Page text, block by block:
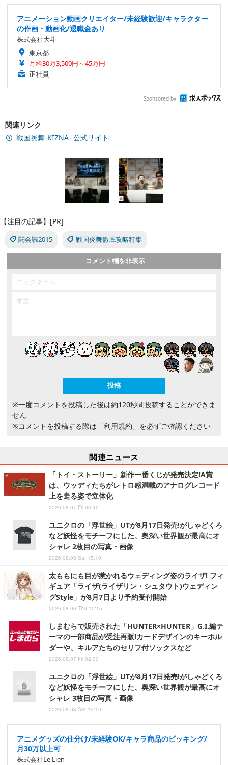
アニメーション動画クリエイター/未経験歓迎/キャラクター
の作画・動画化/退職金あり
株式会社大斗
東京都
月給30万3,500円～45万円
正社員
Sponsored by
関連リンク
戦国炎舞-KIZNA- 公式サイト
【注目の記事】[PR]
闘会議2015 戦国炎舞徹底攻略特集
コメント欄を非表示
※一度コメントを投稿した後は約120秒間投稿することができま
せん
※コメントを投稿する際は 「利用規約」 を必ずご確認ください
関連ニュース
「トイ・ストーリー」新作一番くじが発売決定!A賞
は、ウッディたちがレトロ感満載のアナログレコード
上を走る姿で立体化
2026.08.07 Fri 03:40
ユニクロの「浮世絵」UTが8月17日発売!がしゃどくろ
など妖怪をモチーフにした、奥深い世界観が最高にオ
シャレ 2枚目の写真・画像
2026.08.08 Sat 15:10
太ももにも目が惹かれるウェディング姿のライザ! フィ
ギュア「ライザ(ライザリン・シュタウト)ウェディン
グStyle」が8月7日より予約受付開始
2026.08.06 Thu 10:15
しまむらで販売された「HUNTER×HUNTER」G.I.編テ
ーマの一部商品が受注再販!カードデザインのキーホル
ダーや、キルアたちのセリフ付ソックスなど
2026.08.07 Fri 02:00
ユニクロの「浮世絵」UTが8月17日発売!がしゃどくろ
など妖怪をモチーフにした、奥深い世界観が最高にオ
シャレ 3枚目の写真・画像
2026.08.08 Sat 15:10
アニメグッズの仕分け/未経験OK/キャラ商品のピッキング/
月30万以上可
株式会社Le Lien